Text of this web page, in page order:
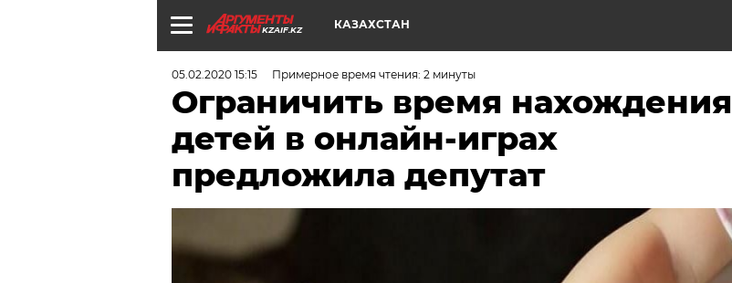
KZAIF.KZ КАЗАХСТАН
05.02.2020 15:15 Примерное время чтения: 2 минуты
Ограничить время нахождения
детей в онлайн-играх
предложила депутат